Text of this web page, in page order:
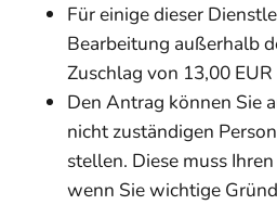
Für einige dieser
Bearbeitung außerhalb
Zuschlag von 13,00
Den Antrag können Sie
nicht zuständigen
stellen. Diese muss
wenn Sie wichtige